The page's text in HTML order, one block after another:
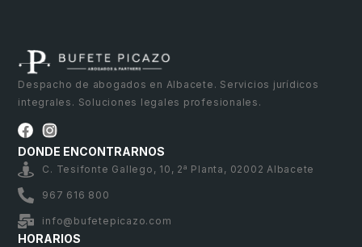
Despacho de abogados en Albacete. Servicios jurídicos
integrales. Soluciones legales profesionales.
DONDE ENCONTRARNOS
C. Tesifonte Gallego, 10, 2ª Planta, 02002 Albacete
967 616 800
info@bufetepicazo.com
HORARIOS